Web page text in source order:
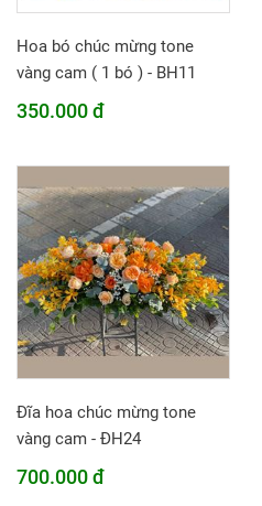
Hoa bó chúc mừng tone
vàng cam ( 1 bó ) - BH11
350.000 đ
Đĩa hoa chúc mừng tone
vàng cam - ĐH24
700.000 đ